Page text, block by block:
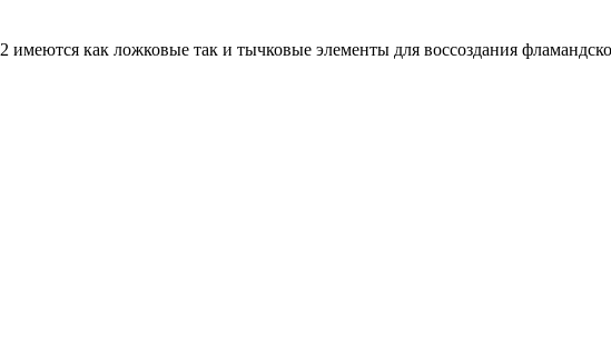
как ложковые так и тычковые элементы для воссоздания